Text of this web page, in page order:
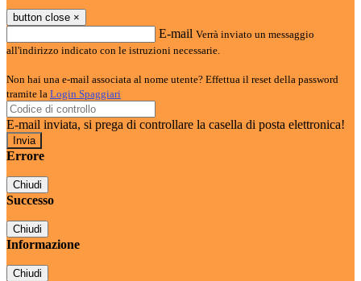
button close ×
E-mail Verrà inviato un messaggio
all'indirizzo indicato con le istruzioni necessarie.
Non hai una e-mail associata al nome utente? Effettua il reset della password
tramite la Login Spaggiari
E-mail inviata, si prega di controllare la casella di posta elettronica!
Errore
Chiudi
Successo
Chiudi
Informazione
Chiudi